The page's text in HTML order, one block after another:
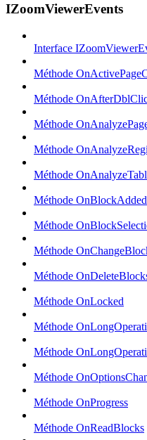
IZoomViewerEvents
Interface
Méthode
Méthode
Méthode
Méthode
Méthode
Méthode OnBlockAdded
Méthode
Méthode
Méthode
Méthode OnLocked
Méthode
Méthode
Méthode
Méthode OnProgress
Méthode OnReadBlocks